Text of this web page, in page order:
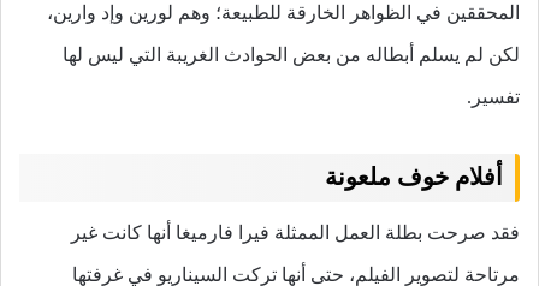
المحققين في الظواهر الخارقة للطبيعة؛ وهم لورين وإد وارين،
لكن لم يسلم أبطاله من بعض الحوادث الغريبة التي ليس لها
تفسير.
أفلام خوف ملعونة
فقد صرحت بطلة العمل الممثلة فيرا فارميغا أنها كانت غير
مرتاحة لتصوير الفيلم، حتى أنها تركت السيناريو في غرفتها